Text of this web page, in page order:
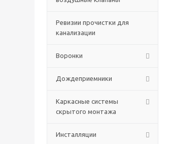
Ревизии прочистки для
канализации
Воронки
Дождеприемники
Каркасные системы
скрытого монтажа
Инсталляции